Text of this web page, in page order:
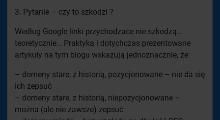
3. Pytanie – czy to szkodzi ?
Według Google linki przychodzace nie szkodzą…
teoretycznie… Praktyka i dotychczas prezentowane
artykuły na tym blogu wskazują jednoznacznie, że:
– domeny stare, z historią, pozycjonowane – nie da się
ich zepsuć
– domeny stare, z historią, niepozycjonowane –
można (ale nie zawsze) zepsuć